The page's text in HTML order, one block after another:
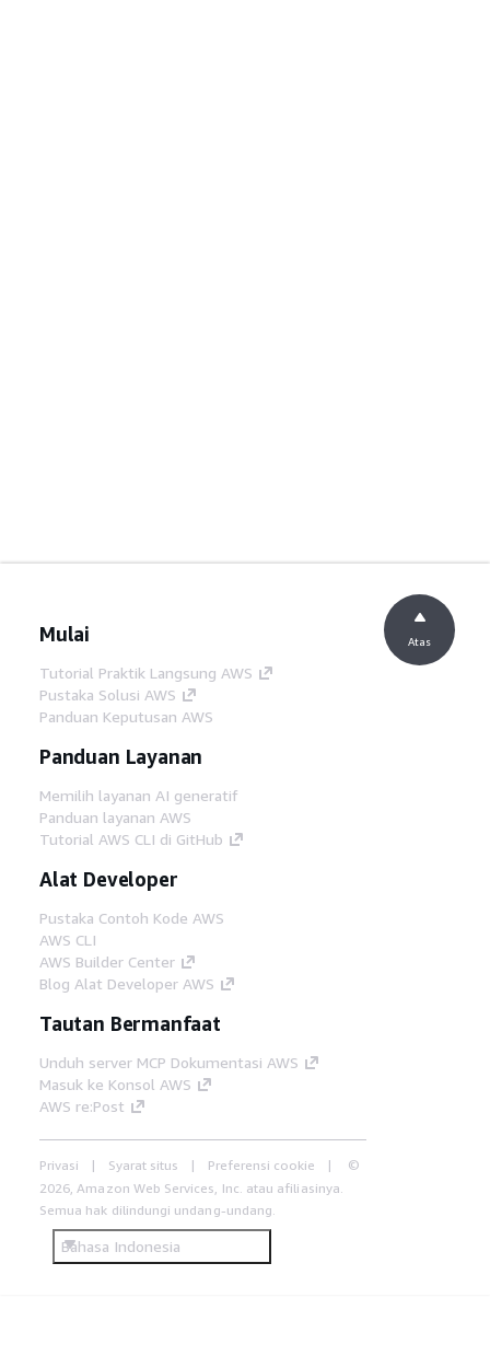
Mulai
Tutorial Praktik Langsung AWS
Pustaka Solusi AWS
Panduan Keputusan AWS
Panduan Layanan
Memilih layanan AI generatif
Panduan layanan AWS
Tutorial AWS CLI di GitHub
Alat Developer
Pustaka Contoh Kode AWS
AWS CLI
AWS Builder Center
Blog Alat Developer AWS
Tautan Bermanfaat
Unduh server MCP Dokumentasi AWS
Masuk ke Konsol AWS
AWS re:Post
Privasi Syarat situs Preferensi cookie
©
2026, Amazon Web Services, Inc. atau afiliasinya.
Semua hak dilindungi undang-undang.
Bahasa Indonesia
Atas